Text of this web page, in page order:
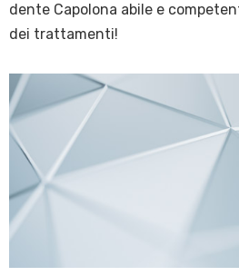
dente Capolona abile e
dei trattamenti!